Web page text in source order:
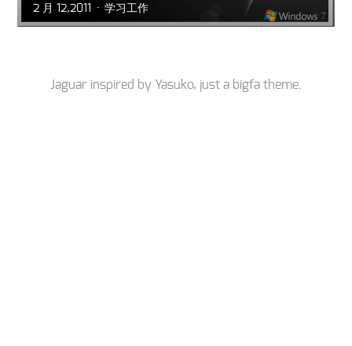
2 月 12,2011 学习工作
Jaguar inspired by Yasuko, just a bigfa theme.